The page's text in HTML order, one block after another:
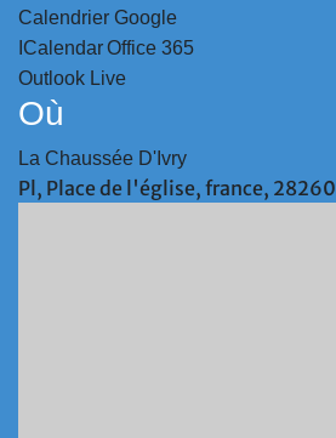
Calendrier Google
ICalendarOffice 365
Outlook Live
Où
La Chaussée D'Ivry
Pl, Place de l'église, france, 28260